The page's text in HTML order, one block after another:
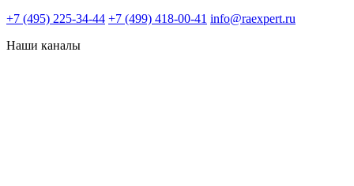
+7 (495) 225-34-44 +7 (499) 418-00-41 info@raexpert.ru
Наши каналы